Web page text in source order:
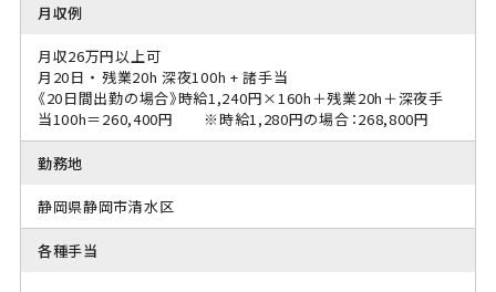
月収例
月収26万円以上可
月20日 ・ 残業20h 深夜100h + 諸手当
《20日間出勤の場合》時給1,240円×160h＋残業20h＋深夜手
当100h＝260,400円 ※時給1,280円の場合：268,800円
勤務地
静岡県静岡市清水区
各種手当